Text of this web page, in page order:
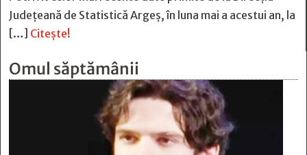
Județeană de Statistică Argeș, în luna mai a acestui an, la
[…] Citește!
Omul săptămânii